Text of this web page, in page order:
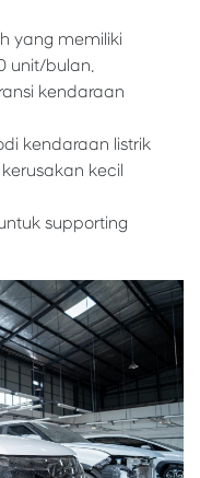
yang memiliki
unit/bulan.
kendaraan
kendaraan listrik
kecil
supporting